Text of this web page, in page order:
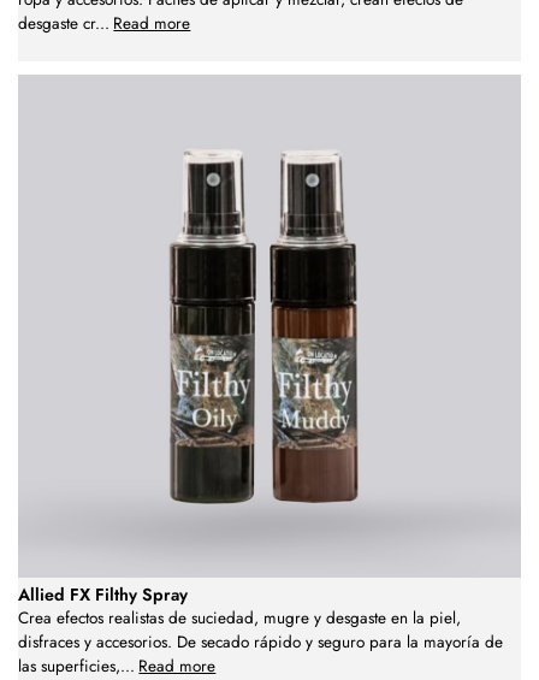
desgaste cr... Read more
Allied FX Filthy Spray
Crea efectos realistas de suciedad, mugre y desgaste en la piel,
disfraces y accesorios. De secado rápido y seguro para la mayoría de
las superficies,... Read more